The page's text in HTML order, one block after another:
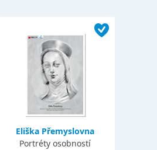
Eliška Přemyslovna
Portréty osobností